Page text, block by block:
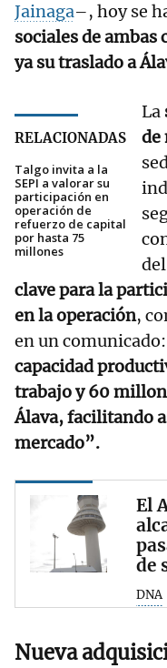
Jainaga–, hoy se
sociales de
ya su traslado a
RELACIONADAS
Talgo invita a la
SEPI a valorar su
participación en
operación de
refuerzo de capital
por hasta 75
millones
La
de
del
clave para la
en la operación,
en un comunicado:
capacidad
trabajo y 60
Álava, facilitando
mercado”.
El
de
DNA
Nueva